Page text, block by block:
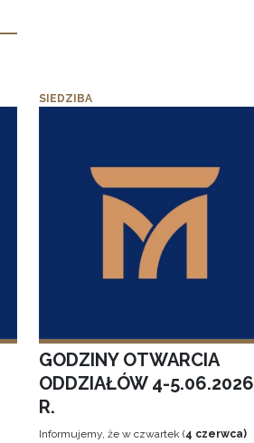
SIEDZIBA
GODZINY OTWARCIA
ODDZIAŁÓW 4-5.06.2026
R.
Informujemy, że w czwartek (4 czerwca)